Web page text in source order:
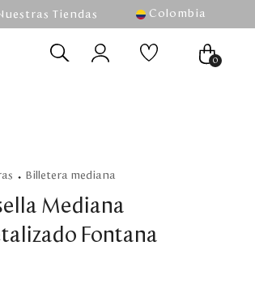
Tiendas Colombia
0
billetera mediana
Mediana
Fontana